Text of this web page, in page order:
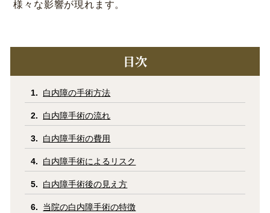
診療内容
大阪 梅田本院
大阪市北区梅田
詳細 Web予約
福岡 天神
様々な影響が現れます。
目次
白内障の手術方法
白内障手術の流れ
白内障手術の費用
白内障手術によるリスク
白内障手術後の見え方
当院の白内障手術の特徴